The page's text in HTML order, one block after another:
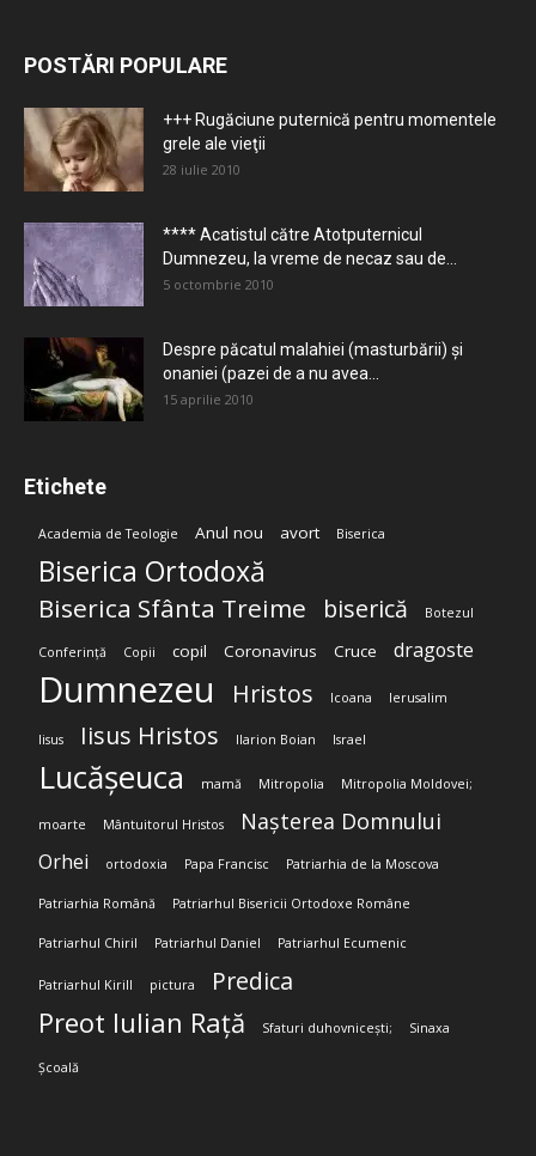
POSTĂRI POPULARE
+++ Rugăciune puternică pentru momentele
grele ale vieţii
28 iulie 2010
**** Acatistul către Atotputernicul
Dumnezeu, la vreme de necaz sau de...
5 octombrie 2010
Despre păcatul malahiei (masturbării) şi
onaniei (pazei de a nu avea...
15 aprilie 2010
Etichete
Academia de Teologie Anul nou avort Biserica
Biserica Ortodoxă
Biserica Sfânta Treime biserică Botezul
Conferință Copii copil Coronavirus Cruce dragoste
Dumnezeu Hristos Icoana Ierusalim
Iisus Iisus Hristos Ilarion Boian Israel
Lucășeuca mamă Mitropolia Mitropolia Moldovei;
moarte Mântuitorul Hristos Nașterea Domnului
Orhei ortodoxia Papa Francisc Patriarhia de la Moscova
Patriarhia Română Patriarhul Bisericii Ortodoxe Române
Patriarhul Chiril Patriarhul Daniel Patriarhul Ecumenic
Patriarhul Kirill pictura Predica
Preot Iulian Rață Sfaturi duhovnicești; Sinaxa
Școală